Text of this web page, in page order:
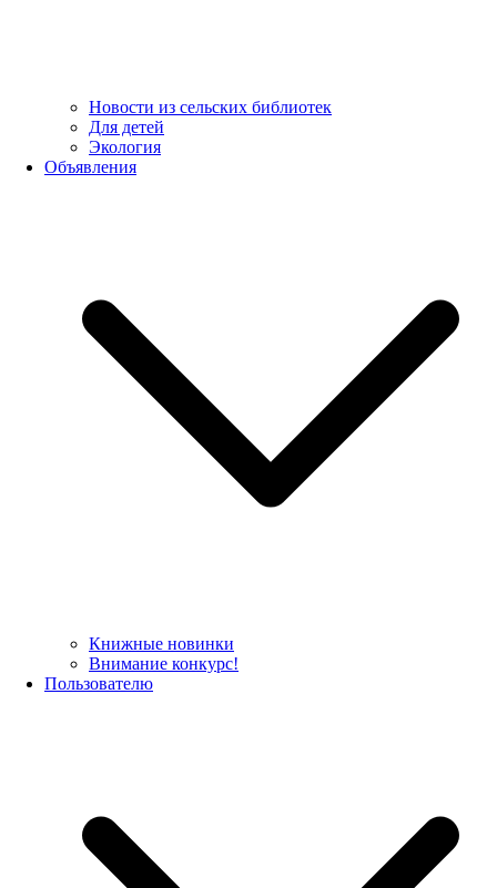
Новости из сельских библиотек
Для детей
Экология
Объявления
Книжные новинки
Внимание конкурс!
Пользователю